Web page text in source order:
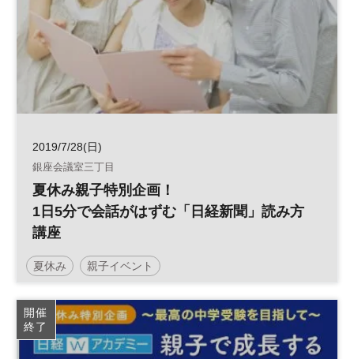
2019/7/28(日)
銀座会議室三丁目
夏休み親子特別企画！
1日5分で会話がはずむ「日経新聞」読み方
講座
夏休み 親子イベント
開催
終了